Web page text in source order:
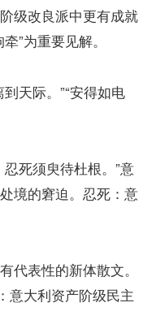
级改良派中更有成就
”为重要见解。
天际。”“安得如电
死须臾待杜根。”意
境的窘迫。忍死：意
表性的新体散文。
大利资产阶级民主